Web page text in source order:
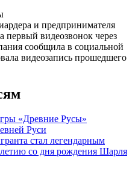
и предпринимателя
видеозвонок через
сообщила в социальной
видеозапись прошедшего
«Древние Русы»
Руси
стал легендарным
со дня рождения Шарля